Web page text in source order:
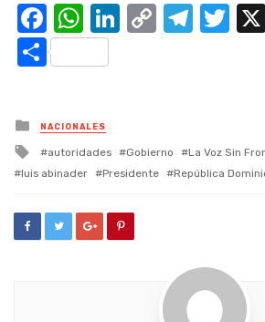
Facebook
WhatsApp
LinkedIn
Copy
Compartir
Posted
in
NACIONALES
Tagged
with
autoridades Gobierno
La Voz Sin
luis abinader
Presidente República